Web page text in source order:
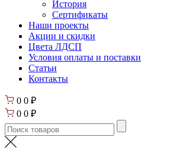
История
Сертификаты
Наши проекты
Акции и скидки
Цвета ЛДСП
Условия оплаты и поставки
Статьи
Контакты
0 0 ₽
0 0 ₽